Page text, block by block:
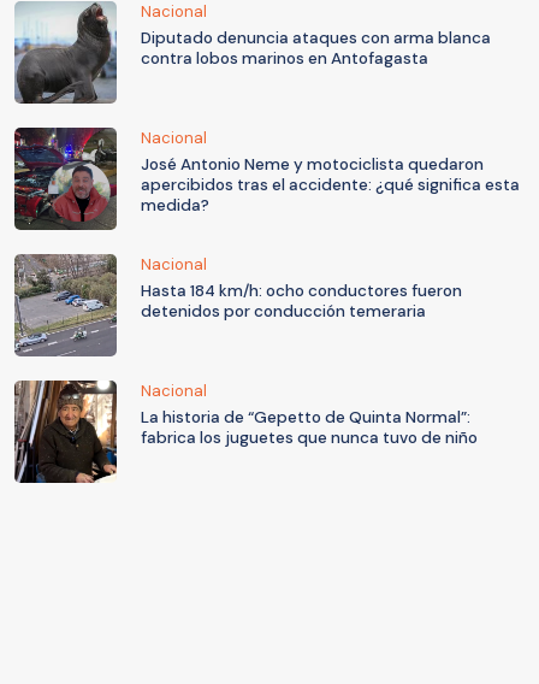
Nacional
Diputado denuncia ataques con arma blanca
contra lobos marinos en Antofagasta
Nacional
José Antonio Neme y motociclista quedaron
apercibidos tras el accidente: ¿qué significa esta
medida?
Nacional
Hasta 184 km/h: ocho conductores fueron
detenidos por conducción temeraria
Nacional
La historia de “Gepetto de Quinta Normal”:
fabrica los juguetes que nunca tuvo de niño